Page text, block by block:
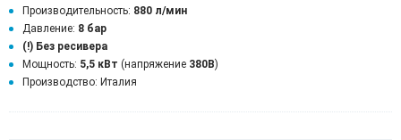
Производительность: 880 л/мин
Давление: 8 бар
(!) Без ресивера
Мощность: 5,5 кВт (напряжение 380В)
Производство: Италия